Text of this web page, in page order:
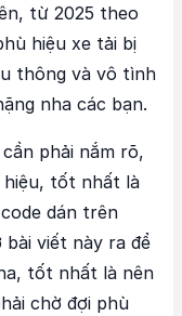
từ 2025 theo
hiệu xe tải bị
thông và vô tình
nha các bạn.
phải nắm rõ,
hiệu, tốt nhất là
dán trên
viết này ra để
tốt nhất là nên
chờ đợi phù